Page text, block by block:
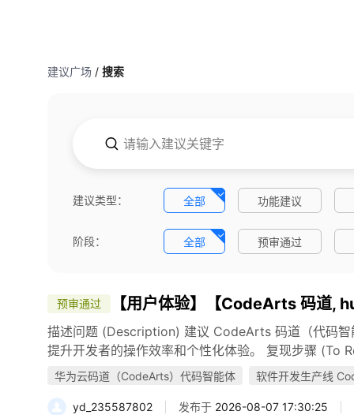
建议广场 / 搜索
建议类型： 全部 功能建议
阶段： 全部
预审通过
预审通过 【用户体验】【CodeArts 码
描述问题 (Description) 建议 CodeArts 码道（代码智
提升开发者的操作效率和个性化体验。 复现步骤 (To
华为云码道（CodeArts）代码智能体 软件开发生产线
yd_235587802 发布于 2026-08-07 17:30:25